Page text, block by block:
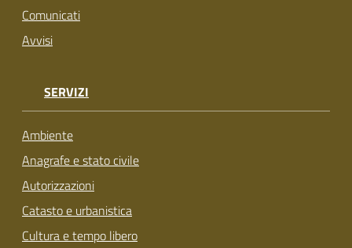
Comunicati
Avvisi
SERVIZI
Ambiente
Anagrafe e stato civile
Autorizzazioni
Catasto e urbanistica
Cultura e tempo libero